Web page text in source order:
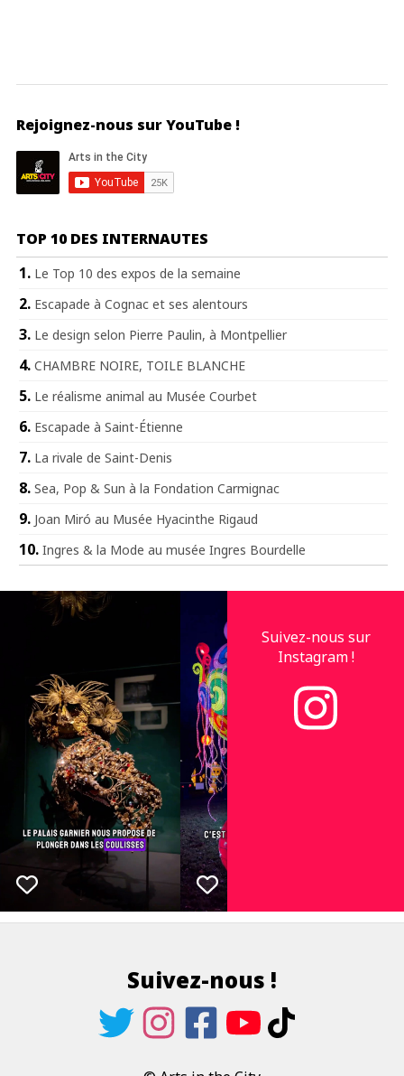
Rejoignez-nous sur YouTube !
TOP 10 DES INTERNAUTES
Le Top 10 des expos de la semaine
Escapade à Cognac et ses alentours
Le design selon Pierre Paulin, à Montpellier
CHAMBRE NOIRE, TOILE BLANCHE
Le réalisme animal au Musée Courbet
Escapade à Saint-Étienne
La rivale de Saint-Denis
Sea, Pop & Sun à la Fondation Carmignac
Joan Miró au Musée Hyacinthe Rigaud
Ingres & la Mode au musée Ingres Bourdelle
Suivez-nous sur
Instagram !
Suivez-nous !